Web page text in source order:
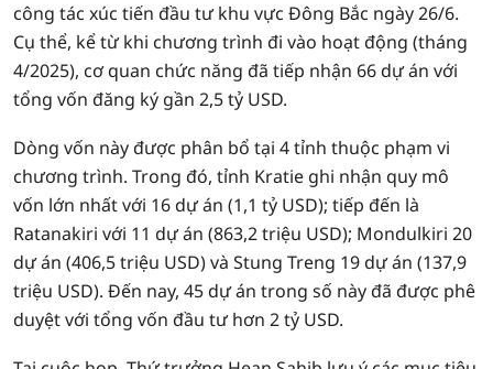
công tác xúc tiến đầu tư khu vực Đông Bắc ngày 26/6.
Cụ thể, kể từ khi chương trình đi vào hoạt động (tháng
4/2025), cơ quan chức năng đã tiếp nhận 66 dự án với
tổng vốn đăng ký gần 2,5 tỷ USD.
Dòng vốn này được phân bổ tại 4 tỉnh thuộc phạm vi
chương trình. Trong đó, tỉnh Kratie ghi nhận quy mô
vốn lớn nhất với 16 dự án (1,1 tỷ USD); tiếp đến là
Ratanakiri với 11 dự án (863,2 triệu USD); Mondulkiri 20
dự án (406,5 triệu USD) và Stung Treng 19 dự án (137,9
triệu USD). Đến nay, 45 dự án trong số này đã được phê
duyệt với tổng vốn đầu tư hơn 2 tỷ USD.